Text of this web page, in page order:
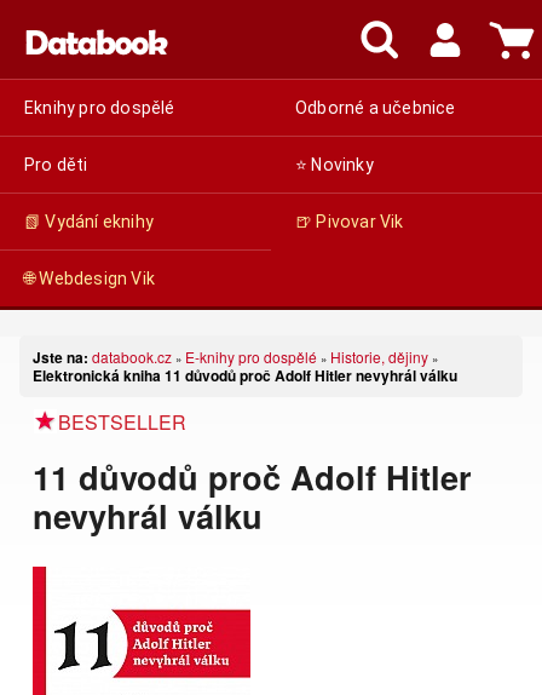
Eknihy pro dospělé Odborné a učebnice
Pro děti ⭐ Novinky
📗 Vydání eknihy 🍺 Pivovar Vik
🌐 Webdesign Vik
Jste na: databook.cz » E-knihy pro dospělé » Historie, dějiny »
Elektronická kniha 11 důvodů proč Adolf Hitler nevyhrál válku
BESTSELLER
11 důvodů proč Adolf Hitler
nevyhrál válku